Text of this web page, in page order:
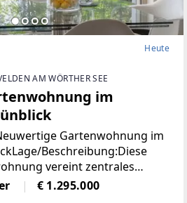
Heute
AM WÖRTHER SEE
im
Gartenwohnung im
Beschreibung:Diese
vereint zentrales
ruhigen Lage
am Wörthersee. Sämtliche
€ 1.295.000